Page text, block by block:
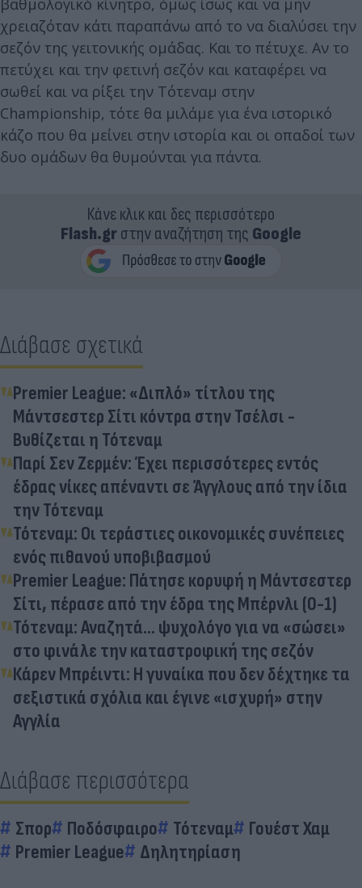
βαθμολογικό κίνητρο, όμως ίσως και να μην
χρειαζόταν κάτι παραπάνω από το να διαλύσει την
σεζόν της γειτονικής ομάδας. Και το πέτυχε. Αν το
πετύχει και την φετινή σεζόν και καταφέρει να
σωθεί και να ρίξει την Τότεναμ στην
Championship, τότε θα μιλάμε για ένα ιστορικό
κάζο που θα μείνει στην ιστορία και οι οπαδοί των
δυο ομάδων θα θυμούνται για πάντα.
Κάνε κλικ και δες περισσότερο
Flash.grστην αναζήτηση της Google
Διάβασε σχετικά
Premier League: «Διπλό» τίτλου της
Μάντσεστερ Σίτι κόντρα στην Τσέλσι -
Βυθίζεται η Τότεναμ
Παρί Σεν Ζερμέν: Έχει περισσότερες εντός
έδρας νίκες απέναντι σε Άγγλους από την ίδια
την Τότεναμ
Τότεναμ: Οι τεράστιες οικονομικές συνέπειες
ενός πιθανού υποβιβασμού
Premier League: Πάτησε κορυφή η Μάντσεστερ
Σίτι, πέρασε από την έδρα της Μπέρνλι (0-1)
Τότεναμ: Αναζητά... ψυχολόγο για να «σώσει»
στο φινάλε την καταστροφική της σεζόν
Κάρεν Μπρέιντι: Η γυναίκα που δεν δέχτηκε τα
σεξιστικά σχόλια και έγινε «ισχυρή» στην
Αγγλία
Διάβασε περισσότερα
Σπορ Ποδόσφαιρο Τότεναμ
Γουέστ Χαμ
Premier League
Δηλητηρίαση